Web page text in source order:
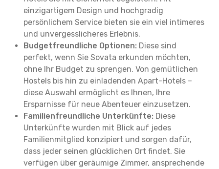
einzigartigem Design und hochgradig
persönlichem Service bieten sie ein viel intimeres
und unvergesslicheres Erlebnis.
Budgetfreundliche Optionen: Diese sind
perfekt, wenn Sie Sovata erkunden möchten,
ohne Ihr Budget zu sprengen. Von gemütlichen
Hostels bis hin zu einladenden Apart-Hotels –
diese Auswahl ermöglicht es Ihnen, Ihre
Ersparnisse für neue Abenteuer einzusetzen.
Familienfreundliche Unterkünfte: Diese
Unterkünfte wurden mit Blick auf jedes
Familienmitglied konzipiert und sorgen dafür,
dass jeder seinen glücklichen Ort findet. Sie
verfügen über geräumige Zimmer, ansprechende